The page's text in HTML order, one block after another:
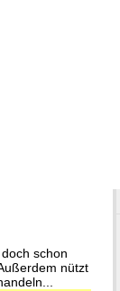
schon
nützt